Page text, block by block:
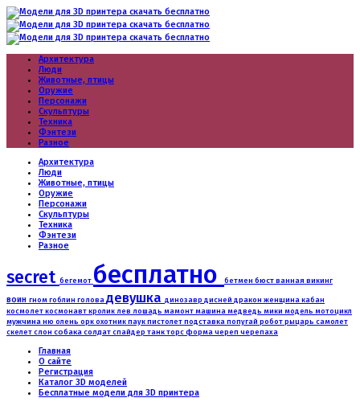
Архитектура
Люди
Животные, птицы
Оружие
Персонажи
Скульптуры
Техника
Фэнтези
Разное
Архитектура
Люди
Животные, птицы
Оружие
Персонажи
Скульптуры
Техника
Фэнтези
Разное
secret бегемот бесплатно бетмен бюст ванная викинг
воин гном гоблин голова девушка динозавр дисней дракон женщина кабан
космолет космонавт кролик лев лошадь мамонт машина медведь мики модель мотоцикл
мужчина ню олень орк охотник паук пистолет подставка попугай робот рыцарь самолет
скелет слон собакасолдат спайдер танк торс форма череп черепаха
Главная
О сайте
Регистрация
Каталог 3D моделей
Бесплатные модели для 3D принтера